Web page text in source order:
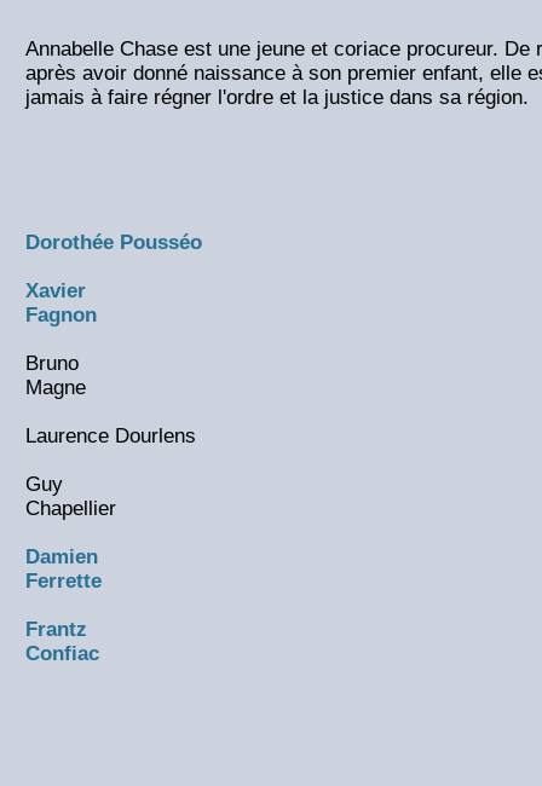
Annabelle Chase est une jeune et coriace procureur. De
après avoir donné naissance à son premier enfant, elle
jamais à faire régner l'ordre et la justice dans sa région.
Dorothée Pousséo
Xavier
Fagnon
Bruno
Magne
Laurence Dourlens
Guy
Chapellier
Damien
Ferrette
Frantz
Confiac